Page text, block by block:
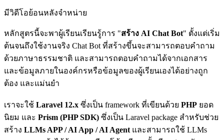
มีวิดีโอย้อนหลังจำหน่าย
หลักสูตรนี้จะพาผู้เรียนเรียนรู้การ "สร้าง AI Chat Bot" ตั้งแต่เริ่ม
ต้นจนถึงใช้งานจริง Chat Bot ที่สร้างขึ้นจะสามารถตอบคำถาม
ด้วยภาษาธรรมชาติ และสามารถตอบคำถามได้จากเอกสาร
และข้อมูลภายในองค์กรหรือข้อมูลของผู้เรียนเองได้อย่างถูก
ต้อง และแม่นยำ
เราจะใช้ Laravel 12.x ซึ่งเป็น framework ที่เขียนด้วย PHP ยอด
นิยม และ Prism (PHP SDK) ซึ่งเป็น Laravel package สำหรับช่วย
สร้าง LLMs APP / AI App / AI Agent และสามารถใช้ LLMs